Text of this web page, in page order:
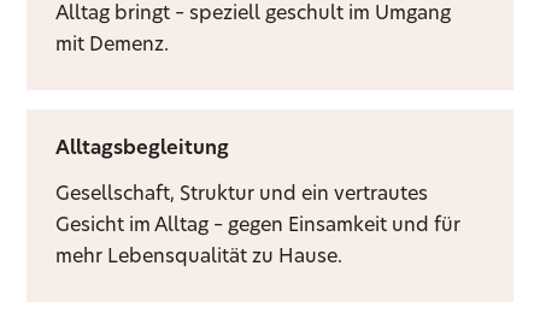
Alltag bringt – speziell geschult im Umgang
mit Demenz.
Alltagsbegleitung
Gesellschaft, Struktur und ein vertrautes
Gesicht im Alltag – gegen Einsamkeit und für
mehr Lebensqualität zu Hause.